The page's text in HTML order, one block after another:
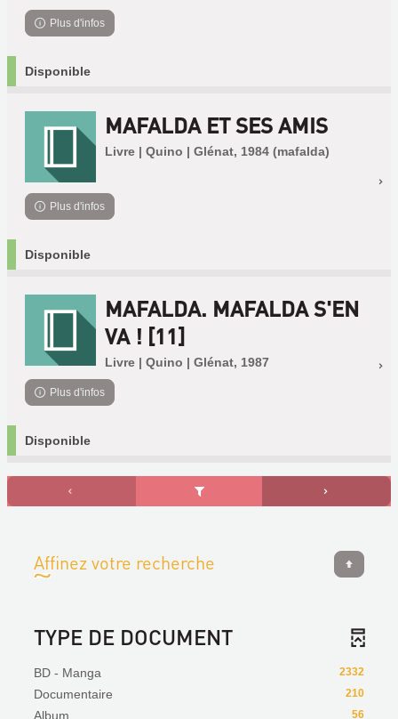
Plus d'infos
Disponible
MAFALDA ET SES AMIS
Livre | Quino | Glénat, 1984 (mafalda)
Plus d'infos
Disponible
MAFALDA. MAFALDA S'EN
VA ! [11]
Livre | Quino | Glénat, 1987
Plus d'infos
Disponible
Affinez votre recherche
TYPE DE DOCUMENT
2332
BD - Manga
210
Documentaire
56
Album